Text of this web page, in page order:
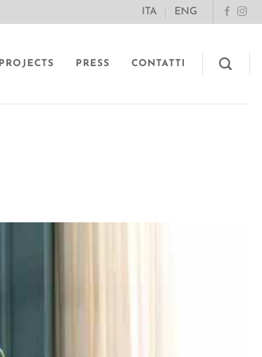
ITA ENG
PROJECTS PRESS CONTATTI